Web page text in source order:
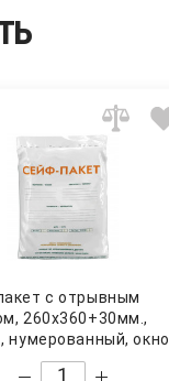
с отрывным
260х360+30мм.,
нумерованный, окно
докум, 50шт/уп.